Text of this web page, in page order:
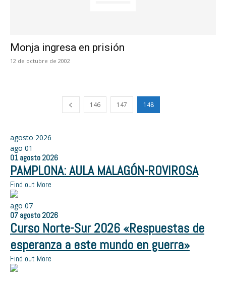
Monja ingresa en prisión
12 de octubre de 2002
146 147 148
agosto 2026
ago 01
01 agosto 2026
PAMPLONA: AULA MALAGÓN-ROVIROSA
Find out More
ago 07
07 agosto 2026
Curso Norte-Sur 2026 «Respuestas de
esperanza a este mundo en guerra»
Find out More